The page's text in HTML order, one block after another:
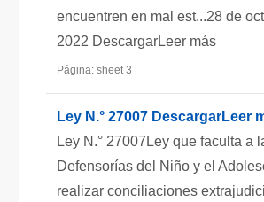
encuentren en mal est...28 de
2022 DescargarLeer más
Página: sheet 3
Ley N.° 27007 DescargarLeer
Ley N.° 27007Ley que faculta a
Defensorías del Niño y el
realizar conciliaciones